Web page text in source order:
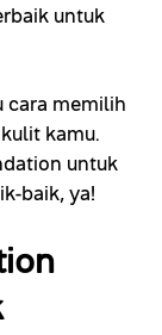
untuk
cara memilih
kamu.
untuk
baik, ya!